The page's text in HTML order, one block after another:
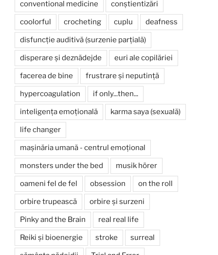
conventional medicine conștientizări
coolorful crocheting cuplu deafness
disfuncție auditivă (surzenie parțială)
disperare și deznădejde euri ale copilăriei
facerea de bine frustrare și neputință
hypercoagulation if only...then...
inteligența emoțională karma saya (sexuală)
life changer
mașinăria umană - centrul emoțional
monsters under the bed musik hörer
oameni fel de fel obsession on the roll
orbire trupească orbire și surzeni
Pinky and the Brain real real life
Reiki și bioenergie stroke surreal